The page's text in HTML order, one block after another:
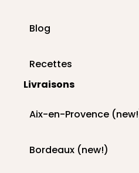
Blog
Recettes
Livraisons
Aix-en-Provence
Bordeaux (new!)